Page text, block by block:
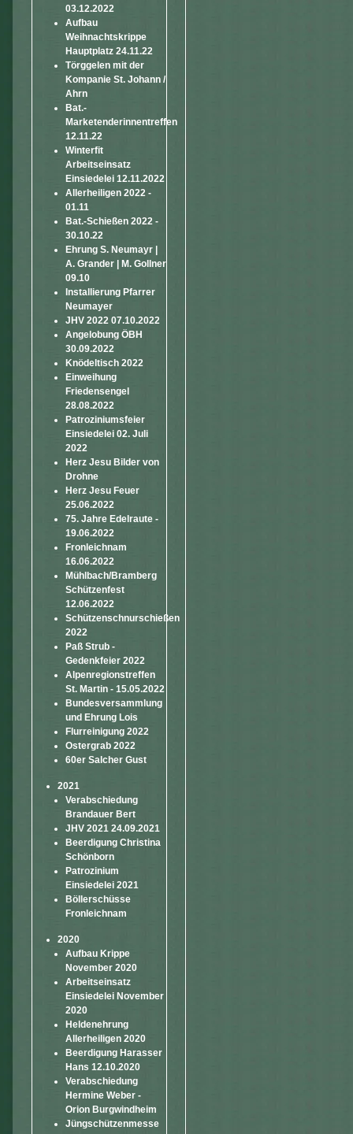
03.12.2022
Aufbau
Weihnachtskrippe
Hauptplatz 24.11.22
Törggelen mit der
Kompanie St. Johann /
Ahrn
Bat.-
Marketenderinnentreffen
12.11.22
Winterfit
Arbeitseinsatz
Einsiedelei 12.11.2022
Allerheiligen 2022 -
01.11
Bat.-Schießen 2022 -
30.10.22
Ehrung S. Neumayr |
A. Grander | M. Gollner
09.10
Installierung Pfarrer
Neumayer
JHV 2022 07.10.2022
Angelobung ÖBH
30.09.2022
Knödeltisch 2022
Einweihung
Friedensengel
28.08.2022
Patroziniumsfeier
Einsiedelei 02. Juli
2022
Herz Jesu Bilder von
Drohne
Herz Jesu Feuer
25.06.2022
75. Jahre Edelraute -
19.06.2022
Fronleichnam
16.06.2022
Mühlbach/Bramberg
Schützenfest
12.06.2022
Schützenschnurschießen
2022
Paß Strub -
Gedenkfeier 2022
Alpenregionstreffen
St. Martin - 15.05.2022
Bundesversammlung
und Ehrung Lois
Flurreinigung 2022
Ostergrab 2022
60er Salcher Gust
2021
Verabschiedung
Brandauer Bert
JHV 2021 24.09.2021
Beerdigung Christina
Schönborn
Patrozinium
Einsiedelei 2021
Böllerschüsse
Fronleichnam
2020
Aufbau Krippe
November 2020
Arbeitseinsatz
Einsiedelei November
2020
Heldenehrung
Allerheiligen 2020
Beerdigung Harasser
Hans 12.10.2020
Verabschiedung
Hermine Weber -
Orion Burgwindheim
Jüngschützenmesse